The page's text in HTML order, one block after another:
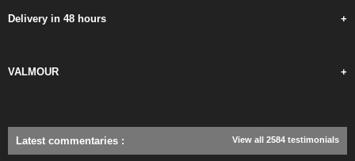
Delivery in 48 hours +
VALMOUR +
Latest commentaries : View all 2584 testimonials